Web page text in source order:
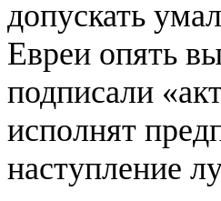
допускать
Евреи опять
подписали
исполнят
наступление